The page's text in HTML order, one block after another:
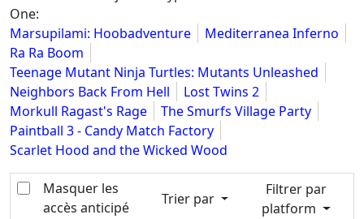
One:
Marsupilami: Hoobadventure
Mediterranea Inferno
Ra Ra Boom
Teenage Mutant Ninja Turtles: Mutants Unleashed
Neighbors Back From Hell
Lost Twins 2
Morkull Ragast's Rage
The Smurfs Village Party
Paintball 3 - Candy Match Factory
Scarlet Hood and the Wicked Wood
Masquer les
accès anticipé
Trier par
Filtrer par
platform